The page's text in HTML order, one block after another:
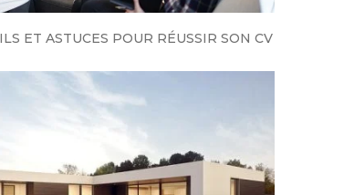
ET ASTUCES POUR RÉUSSIR SON CV